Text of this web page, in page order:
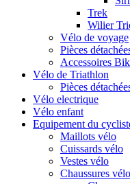
Trek
Wilier
Vélo de voyage
Pièces
Accessoires
Vélo de Triathlon
Pièces
Vélo electrique
Vélo enfant
Equipement du
Maillots vélo
Cuissards vélo
Vestes vélo
Chaussures vélo